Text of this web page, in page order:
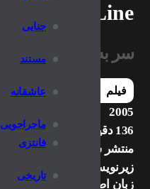
جنایی
مستند
عاشقانه
ماجراجویی
فانتزی
تاریخی
Walk the Line
سر به راه باش
فیلم
2005
136 دقیقه
منتشر شده
زیرنویس چسبیده
زبان اصلی